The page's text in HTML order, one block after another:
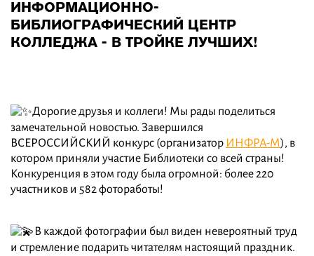
ИНФОРМАЦИОННО-
БИБЛИОГРАФИЧЕСКИЙ ЦЕНТР
КОЛЛЕДЖА - В ТРОЙКЕ ЛУЧШИХ!
Дорогие друзья и коллеги! Мы рады поделиться
замечательной новостью. Завершился
ВСЕРОССИЙСКИЙ конкурс (организатор ИНФРА-М), в
котором приняли участие Библиотеки со всей страны!
Конкуренция в этом году была огромной: более 220
участников и 582 фотоработы!
В каждой фотографии был виден невероятный труд
и стремление подарить читателям настоящий праздник.